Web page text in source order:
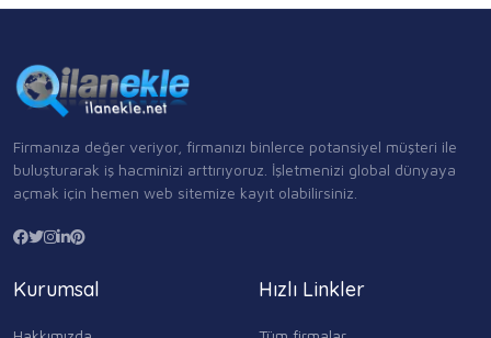
Firmanıza değer veriyor, firmanızı binlerce potansiyel müşteri ile
buluşturarak iş hacminizi arttırıyoruz. İşletmenizi global dünyaya
açmak için hemen web sitemize kayıt olabilirsiniz.
Kurumsal Hızlı Linkler